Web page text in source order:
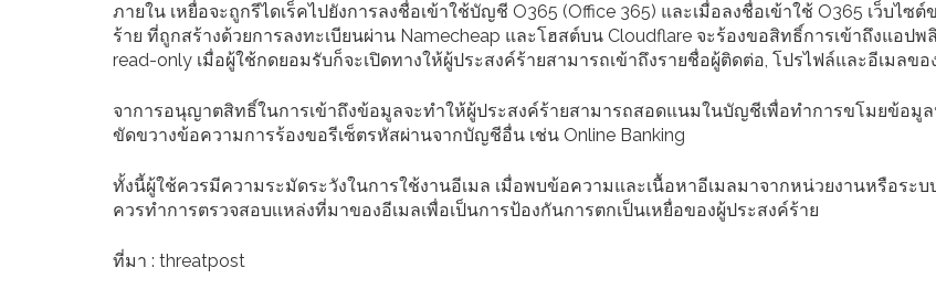
ภายใน เหยื่อจะถูกรีไดเร็คไปยังการลงชื่อเข้าใช้บัญชี O365 (Office 365) และเมื่อลงชื่อเข้าใช้ O365 เว็บไซต์
ร้าย ที่ถูกสร้างด้วยการลงทะเบียนผ่าน Namecheap และโฮสต์บน Cloudflare จะร้องขอสิทธิ์การเข้าถึงแอปพ
read-only เมื่อผู้ใช้กดยอมรับก็จะเปิดทางให้ผู้ประสงค์ร้ายสามารถเข้าถึงรายชื่อผู้ติดต่อ, โปรไฟล์และอีเมลขอ
จาการอนุญาตสิทธิ์ในการเข้าถึงข้อมูลจะทำให้ผู้ประสงค์ร้ายสามารถสอดแนมในบัญชีเพื่อทำการขโมยข้อมู
ขัดขวางข้อความการร้องขอรีเซ็ตรหัสผ่านจากบัญชีอื่น เช่น Online Banking
ทั้งนี้ผู้ใช้ควรมีความระมัดระวังในการใช้งานอีเมล เมื่อพบข้อความและเนื้อหาอีเมลมาจากหน่วยงานหรือระบ
ควรทำการตรวจสอบเเหล่งที่มาของอีเมลเพื่อเป็นการป้องกันการตกเป็นเหยื่อของผู้ประสงค์ร้าย
ที่มา : threatpost